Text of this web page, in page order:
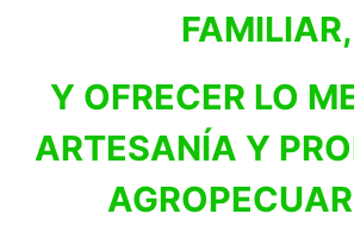
FAMILIAR,
Y OFRECER LO
ARTESANÍA Y